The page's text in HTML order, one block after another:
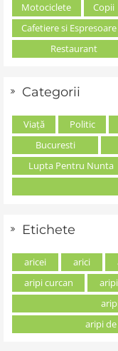
Motociclete
Copii
Cafetiere si Espresoare
Restaurant
Categorii
Viață Politic
Bucuresti
Lupta Pentru Nunta
Etichete
aricei arici
aripi curcan
aripi